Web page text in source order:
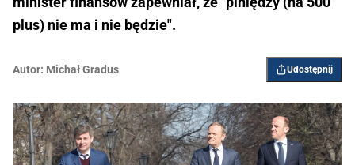
plus) nie ma i nie będzie".
Autor: Michał Gradus Udostępnij